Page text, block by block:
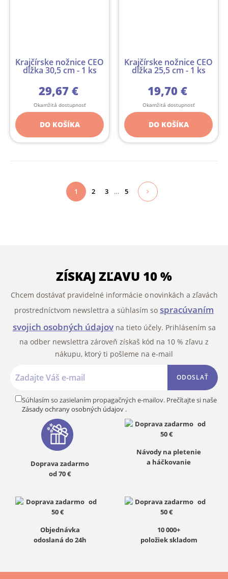
Krajčírske nožnice CEO
dĺžka 30,5 cm - 1 ks
29,67 €
Okamžitá dostupnosť
DO KOŠÍKA
Krajčírske nožnice CEO
dĺžka 25,5 cm - 1 ks
19,70 €
Okamžitá dostupnosť
DO KOŠÍKA
1 2 3 … 5
ZÍSKAJ ZĽAVU 10 %
Chcem dostávať pravidelné informácie o novinkách a zľavách
prostredníctvom newslettra a súhlasím so spracúvaním
svojich osobných údajovna tieto účely. Prihlásením sa
na odber newslettra zároveň získaš kód na 10 % zľavu z
nákupu, ktorý ti pošleme na e-mail
ODOSLAŤ
Súhlasím so zasielaním propagačných e-mailov. Prečítajte si naše
Zásady ochrany osobných údajov .
Doprava zadarmo
od 70 €
Návody na pletenie
a háčkovanie
Objednávka
odoslaná do 24h
10 000+
položiek skladom